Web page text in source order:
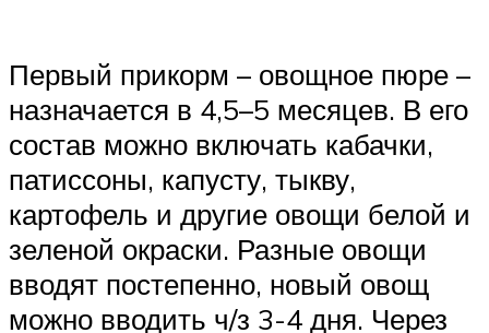
Первый прикорм – овощное пюре –
назначается в 4,5–5 месяцев. В его
состав можно включать кабачки,
патиссоны, капусту, тыкву,
картофель и другие овощи белой и
зеленой окраски. Разные овощи
вводят постепенно, новый овощ
можно вводить ч/з 3-4 дня. Через